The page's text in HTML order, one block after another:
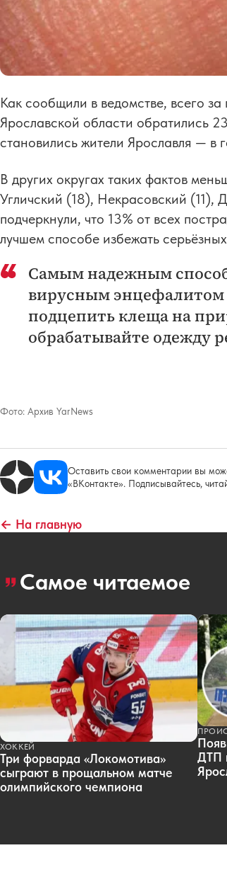
Как сообщили в ведомстве, всего
Ярославской области обратились
становились жители Ярославля — в
В других округах таких фактов
Угличский (18), Некрасовский (11),
подчеркнули, что 13% от всех
лучшем способе избежать
Самым надежным
вирусным энцефалитом
подцепить клеща на
обрабатывайте одежду
Фото: Архив YarNews
Оставить свои комментарии вы
«ВКонтакте». Подписывайтесь,
← На главную
Самое читаемое
ХОККЕЙ
Три форварда «Локомотива»
сыграют в прощальном матче
олимпийского чемпиона
ДТП